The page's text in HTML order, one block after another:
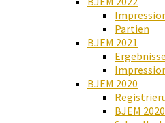
Partien
BJEM 2021
Ergebnisse
BJEM 2020
BJEM